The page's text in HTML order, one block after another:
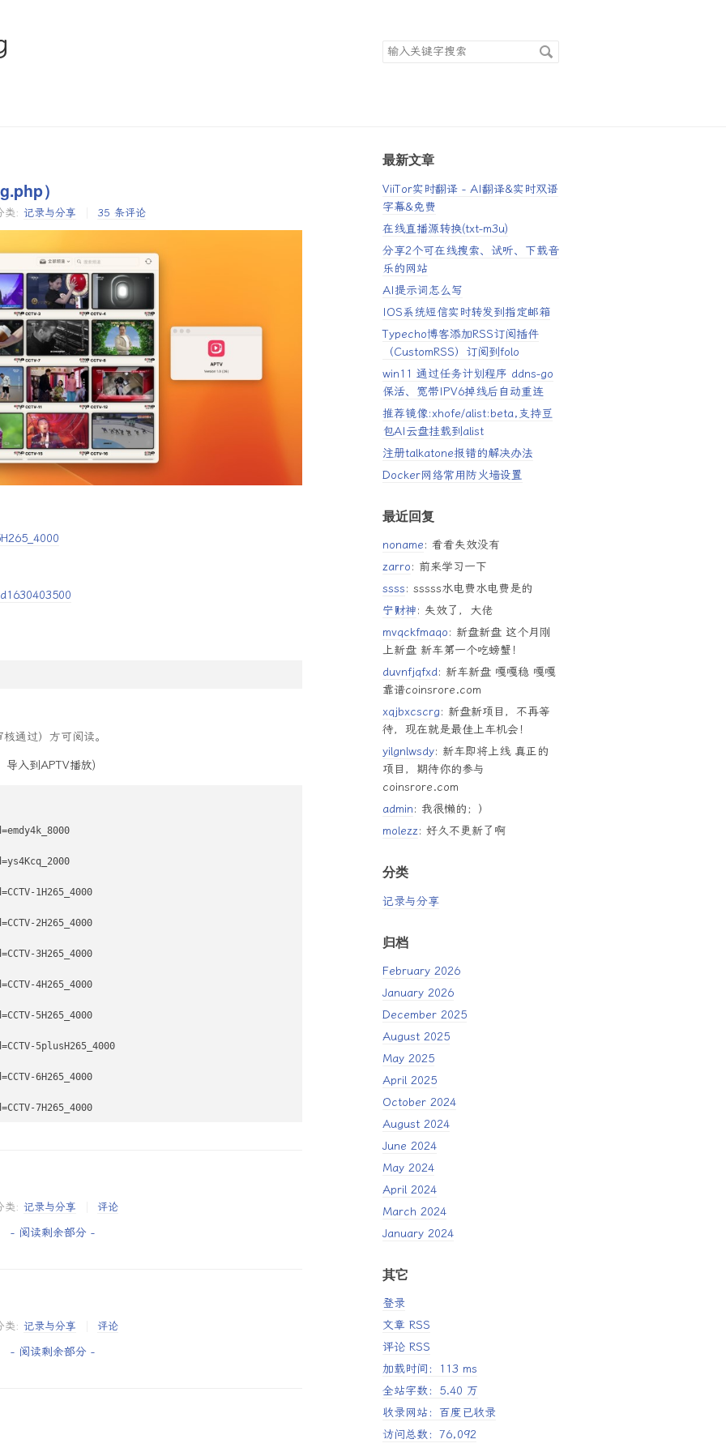
搜
索
）
类: 记录与分享 35 条评论
通过）方可阅读。
导入到APTV播放)
类: 记录与分享 评论
- 阅读剩余部分 -
类: 记录与分享 评论
- 阅读剩余部分 -
最新文章
ViiTor实时翻译 - AI翻译&实时双语
字幕&免费
在线直播源转换(txt-m3u)
分享2个可在线搜索、试听、下载音
乐的网站
AI提示词怎么写
IOS系统短信实时转发到指定邮箱
Typecho博客添加RSS订阅插件
（CustomRSS）订阅到folo
win11 通过任务计划程序 ddns-go
保活、宽带IPV6掉线后自动重连
推荐镜像:xhofe/alist:beta,支持豆
包AI云盘挂载到alist
注册talkatone报错的解决办法
Docker网络常用防火墙设置
最近回复
noname: 看看失效没有
zarro: 前来学习一下
ssss: sssss水电费水电费是的
宁财神: 失效了，大佬
mvqckfmaqo: 新盘新盘 这个月刚
上新盘 新车第一个吃螃蟹！
duvnfjqfxd: 新车新盘 嘎嘎稳 嘎嘎
靠谱coinsrore.com
xqjbxcscrg: 新盘新项目，不再等
待，现在就是最佳上车机会！
yilgnlwsdy: 新车即将上线 真正的
项目，期待你的参与
coinsrore.com
admin: 我很懒的；）
molezz: 好久不更新了啊
分类
记录与分享
归档
February 2026
January 2026
December 2025
August 2025
May 2025
April 2025
October 2024
August 2024
June 2024
May 2024
April 2024
March 2024
January 2024
其它
登录
文章 RSS
评论 RSS
加载时间：113 ms
全站字数：5.40 万
收录网站：百度已收录
访问总数：76,092